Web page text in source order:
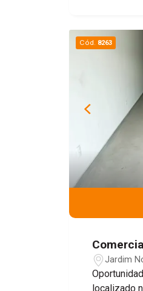
estrutura
recepção
maior
conhecer
receber
e conforto.
Cód. 8263
Jardim
Oportunidade
localizado